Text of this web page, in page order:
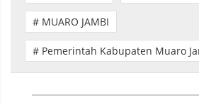
# MUARO JAMBI
# Pemerintah Kabupaten Muaro